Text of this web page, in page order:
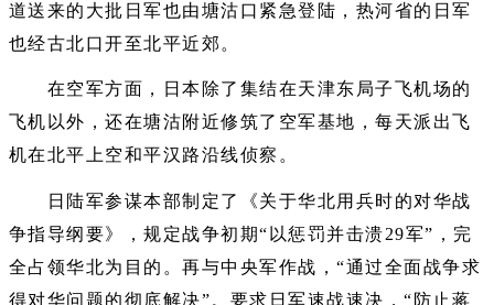
道送来的大批日军也由塘沽口紧急登陆，热河省的日军
也经古北口开至北平近郊。
在空军方面，日本除了集结在天津东局子飞机场的
飞机以外，还在塘沽附近修筑了空军基地，每天派出飞
机在北平上空和平汉路沿线侦察。
日陆军参谋本部制定了《关于华北用兵时的对华战
争指导纲要》，规定战争初期“以惩罚并击溃29军”，完
全占领华北为目的。再与中央军作战，“通过全面战争求
得对华问题的彻底解决”。要求日军速战速决，“防止蒋